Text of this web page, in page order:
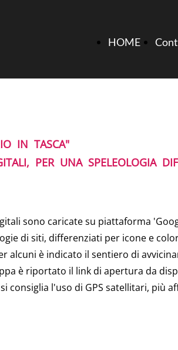
HOME
IN TASCA"
PER UNA SPELEOLOGIA
sono caricate su piattaforma
di siti, differenziati per icone e
alcuni è indicato il sentiero di
è riportato il link di apertura da
consiglia l'uso di GPS satellitari, più